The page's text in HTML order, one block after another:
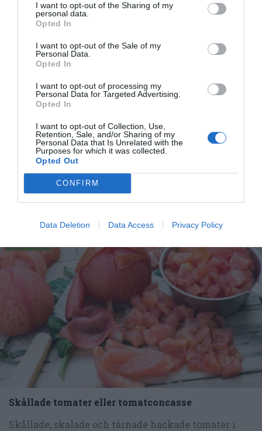
I want to opt-out of the Sharing of my
personal data.
Opted In
I want to opt-out of the Sale of my
Personal Data.
Opted In
I want to opt-out of processing my
Personal Data for Targeted Advertising.
Opted In
I want to opt-out of Collection, Use,
Retention, Sale, and/or Sharing of my
Personal Data that Is Unrelated with the
Purposes for which it was collected.
Opted Out
CONFIRM
Data Deletion Data Access Privacy Policy
Hemgjorda Chicken Nuggets
Fritera hemgjorda Chicken Nuggets. Supergoda och
knapriga. Lagas av fina möra bitar kycklingfilé som
du...
Skållade tomater eller tomatconcasse
Skållade, skalade och tärnade hackade tomater i